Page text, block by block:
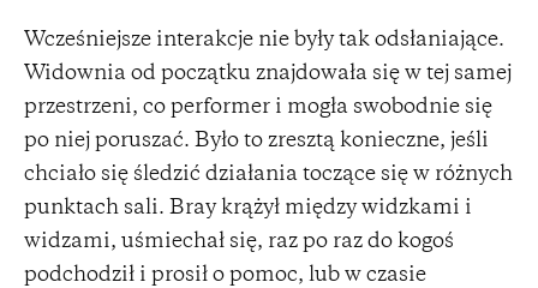
Wcześniejsze interakcje nie były tak odsłaniające.
Widownia od początku znajdowała się w tej samej
przestrzeni, co performer i mogła swobodnie się
po niej poruszać. Było to zresztą konieczne, jeśli
chciało się śledzić działania toczące się w różnych
punktach sali. Bray krążył między widzkami i
widzami, uśmiechał się, raz po raz do kogoś
podchodził i prosił o pomoc, lub w czasie